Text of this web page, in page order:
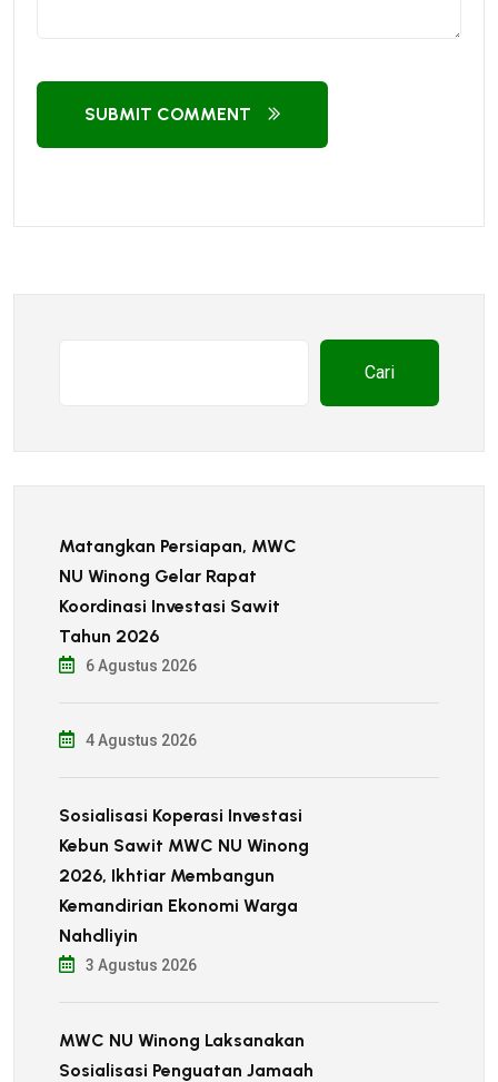
SUBMIT COMMENT
Cari
Matangkan Persiapan, MWC
NU Winong Gelar Rapat
Koordinasi Investasi Sawit
Tahun 2026
6 Agustus 2026
4 Agustus 2026
Sosialisasi Koperasi Investasi
Kebun Sawit MWC NU Winong
2026, Ikhtiar Membangun
Kemandirian Ekonomi Warga
Nahdliyin
3 Agustus 2026
MWC NU Winong Laksanakan
Sosialisasi Penguatan Jamaah